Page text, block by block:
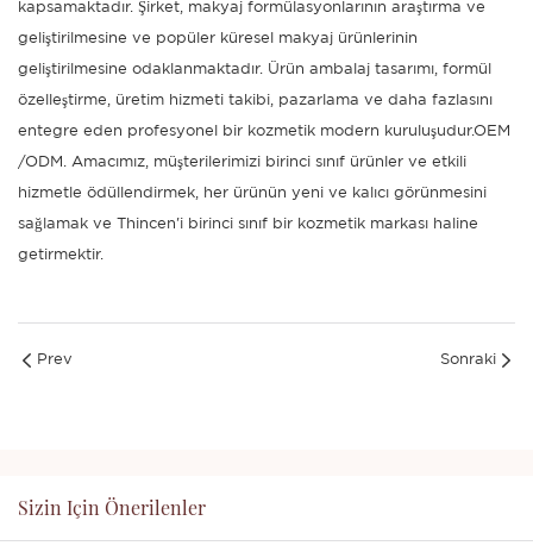
kapsamaktadır. Şirket, makyaj formülasyonlarının araştırma ve
geliştirilmesine ve popüler küresel makyaj ürünlerinin
geliştirilmesine odaklanmaktadır. Ürün ambalaj tasarımı, formül
özelleştirme, üretim hizmeti takibi, pazarlama ve daha fazlasını
entegre eden profesyonel bir kozmetik modern kuruluşudur.OEM
/ODM. Amacımız, müşterilerimizi birinci sınıf ürünler ve etkili
hizmetle ödüllendirmek, her ürünün yeni ve kalıcı görünmesini
sağlamak ve Thincen'i birinci sınıf bir kozmetik markası haline
getirmektir.
Prev Sonraki
Sizin Için Önerilenler